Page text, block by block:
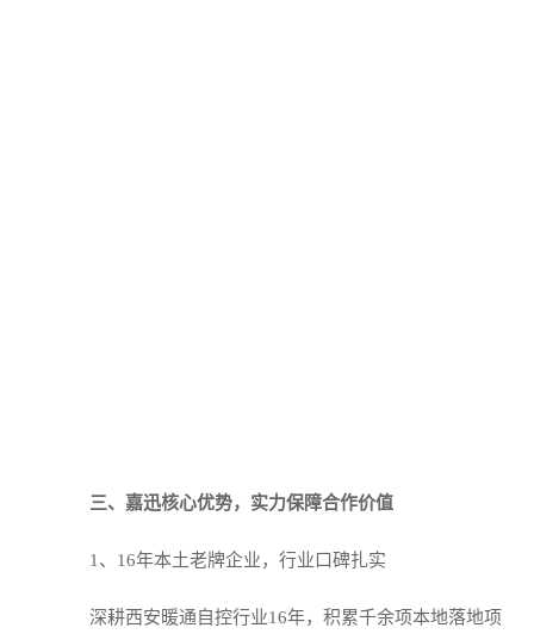
三、嘉迅核心优势，实力保障合作价值
1、16年本土老牌企业，行业口碑扎实
深耕西安暖通自控行业16年，积累千余项本地落地项